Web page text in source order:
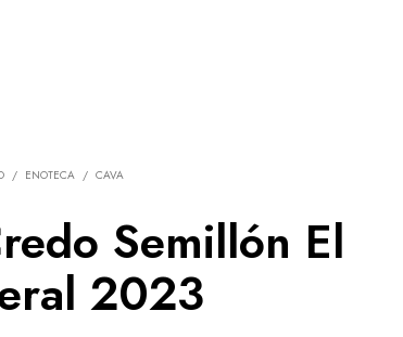
/ ENOTECA / CAVA
Semillón El
2023